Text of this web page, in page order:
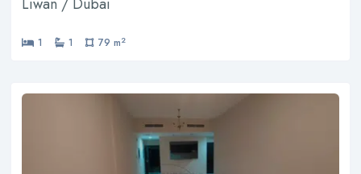
Liwan / Dubai
1 1 79 m2